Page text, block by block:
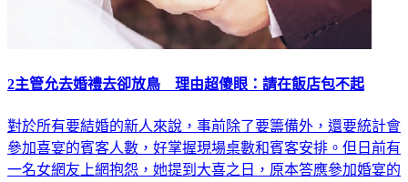
2主管允去婚禮去卻放鳥 理由超傻眼：請在飯店包不起
對於所有要結婚的新人來說，事前除了要籌備外，還要統計會
參加喜宴的賓客人數，好掌握現場桌數和賓客安排。但日前有
一名女網友上網抱怨，她提到大喜之日，原本答應參加婚宴的